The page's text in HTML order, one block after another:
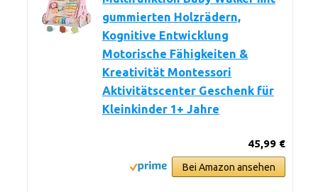
gummierten Holzrädern,
Kognitive Entwicklung
Motorische Fähigkeiten &
Kreativität Montessori
Aktivitätscenter Geschenk für
Kleinkinder 1+ Jahre
45,99 €
Bei Amazon ansehen